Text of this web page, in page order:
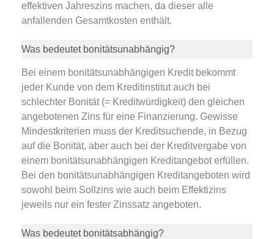
effektiven Jahreszins machen, da dieser alle
anfallenden Gesamtkosten enthält.
Was bedeutet bonitätsunabhängig?
Bei einem bonitätsunabhängigen Kredit bekommt
jeder Kunde von dem Kreditinstitut auch bei
schlechter Bonität (= Kreditwürdigkeit) den gleichen
angebotenen Zins für eine Finanzierung. Gewisse
Mindestkriterien muss der Kreditsuchende, in Bezug
auf die Bonität, aber auch bei der Kreditvergabe von
einem bonitätsunabhängigen Kreditangebot erfüllen.
Bei den bonitätsunabhängigen Kreditangeboten wird
sowohl beim Sollzins wie auch beim Effektizins
jeweils nur ein fester Zinssatz angeboten.
Was bedeutet bonitätsabhängig?